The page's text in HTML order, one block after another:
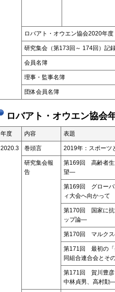
ロバアト・オウエン協会2020年
研究集会（第173回～ 174回）記
会員名簿
理事・監事名簿
団体会員名簿
ロバアト・オウエン協
年度 内容 表題
2020.3 巻頭言 2019年：スポーツ
研究集会報
告
第169回 高齢者生
望―
第169回 グローバ
ィ大会へ向かって
第170回 国家に抗
ップ論―
第170回 マルクス
第171回 最初の「
同組合連合会とそ
第171回 賀川豊彦
中林貞男、高村勣